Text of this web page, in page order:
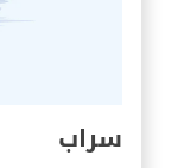
سراب